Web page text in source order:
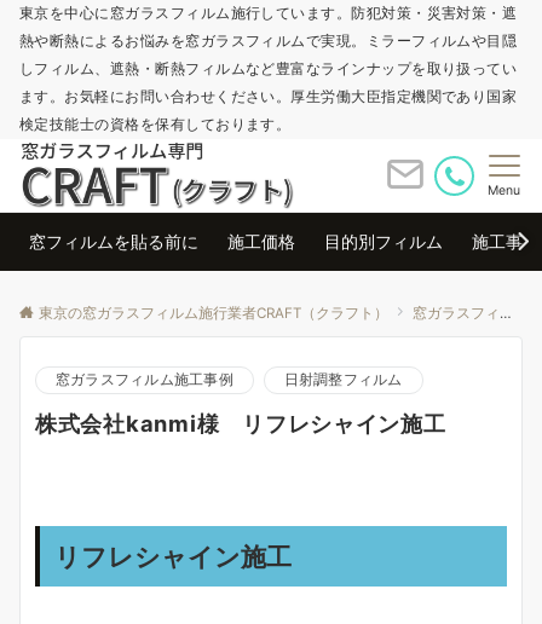
東京を中心に窓ガラスフィルム施行しています。防犯対策・災害対策・遮
熱や断熱によるお悩みを窓ガラスフィルムで実現。ミラーフィルムや目隠
しフィルム、遮熱・断熱フィルムなど豊富なラインナップを取り扱ってい
ます。お気軽にお問い合わせください。厚生労働大臣指定機関であり国家
検定技能士の資格を保有しております。
Menu
窓フィルムを貼る前に 施工価格 目的別フィルム 施工事例
東京の窓ガラスフィルム施行業者CRAFT（クラフト） 窓ガラスフィルム施工事例
窓ガラスフィルム施工事例 日射調整フィルム
株式会社kanmi様 リフレシャイン施工
リフレシャイン施工